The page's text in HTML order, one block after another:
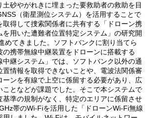
砂やがれきに埋まった要救助者の救助を目
（衛星測位システム）を活用することで
取得して捜索関係者に共有する「ドローン携
を用いた遭難者位置特定システム」の研究開
めてきました。ソフトバンクに割り当てら
の携帯無線中継装置をドローンに搭載する
中継システム」では、ソフトバンク以外の通
置情報を取得できないことや、電波法関係審
ーンを有線で上空に係留する必要があり、広
ことなどが課題でした。そこで本システムで
基準の規制がなく、特定のエリアに係留させ
帯のWi-Fiを活用した「ドローンWi-Fi無線